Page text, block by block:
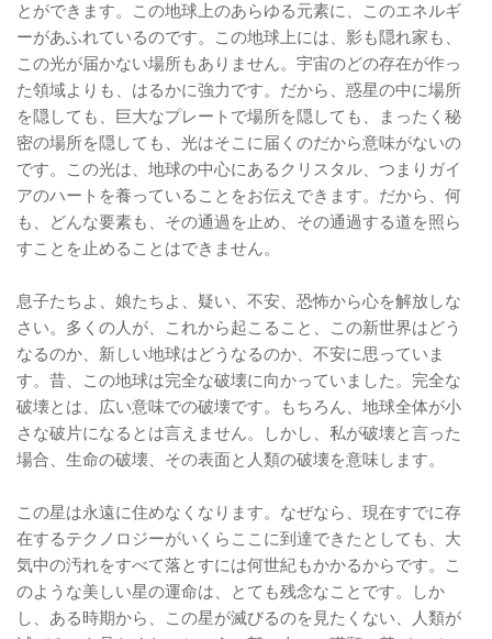
とができます。この地球上のあらゆる元素に、このエネルギ
ーがあふれているのです。この地球上には、影も隠れ家も、
この光が届かない場所もありません。宇宙のどの存在が作っ
た領域よりも、はるかに強力です。だから、惑星の中に場所
を隠しても、巨大なプレートで場所を隠しても、まったく秘
密の場所を隠しても、光はそこに届くのだから意味がないの
です。この光は、地球の中心にあるクリスタル、つまりガイ
アのハートを養っていることをお伝えできます。だから、何
も、どんな要素も、その通過を止め、その通過する道を照ら
すことを止めることはできません。
息子たちよ、娘たちよ、疑い、不安、恐怖から心を解放しな
さい。多くの人が、これから起こること、この新世界はどう
なるのか、新しい地球はどうなるのか、不安に思っていま
す。昔、この地球は完全な破壊に向かっていました。完全な
破壊とは、広い意味での破壊です。もちろん、地球全体が小
さな破片になるとは言えません。しかし、私が破壊と言った
場合、生命の破壊、その表面と人類の破壊を意味します。
この星は永遠に住めなくなります。なぜなら、現在すでに存
在するテクノロジーがいくらここに到達できたとしても、大
気中の汚れをすべて落とすには何世紀もかかるからです。こ
のような美しい星の運命は、とても残念なことです。しか
し、ある時期から、この星が滅びるのを見たくない、人類が